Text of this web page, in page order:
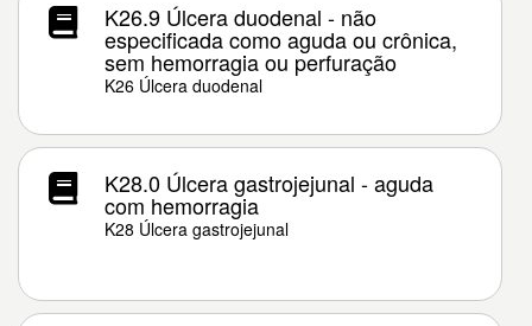
K26.9 Úlcera duodenal - não
especificada como aguda ou crônica,
sem hemorragia ou perfuração
K26 Úlcera duodenal
K28.0 Úlcera gastrojejunal - aguda
com hemorragia
K28 Úlcera gastrojejunal